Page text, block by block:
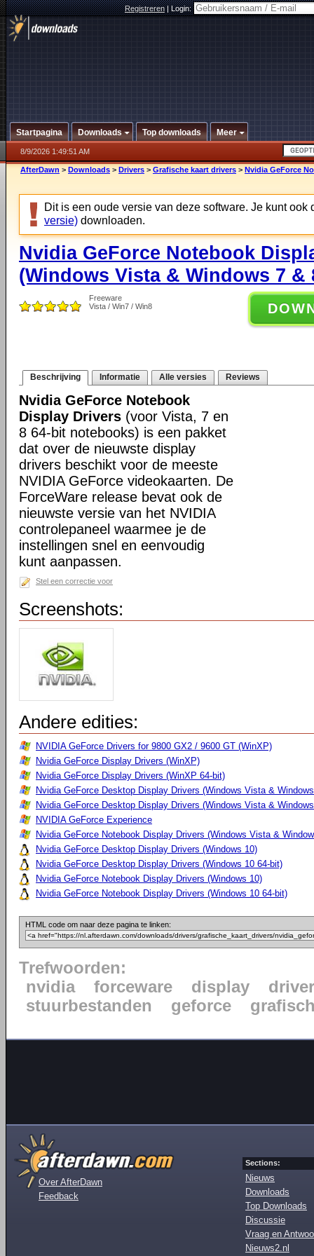
Registreren|Login:
Startpagina Downloads Top downloads Meer
8/9/2026 1:49:51 AM
AfterDawn > Downloads > Drivers > Grafische kaart drivers > Nvidia GeForce
Dit is een oude versie van deze software. Je kunt ook
versie) downloaden.
Nvidia GeForce Notebook
(Windows Vista & Windows 7 &
Freeware
Vista / Win7 / Win8
Beschrijving Informatie Alle versies Reviews
Nvidia GeForce Notebook
Display Drivers (voor Vista, 7 en
8 64-bit notebooks) is een pakket
dat over de nieuwste display
drivers beschikt voor de meeste
NVIDIA GeForce videokaarten. De
ForceWare release bevat ook de
nieuwste versie van het NVIDIA
controlepaneel waarmee je de
instellingen snel en eenvoudig
kunt aanpassen.
Stel een correctie voor
Screenshots:
Andere edities:
NVIDIA GeForce Drivers for 9800 GX2 / 9600 GT (WinXP)
Nvidia GeForce Display Drivers (WinXP)
Nvidia GeForce Display Drivers (WinXP 64-bit)
Nvidia GeForce Desktop Display Drivers (Windows Vista &
Nvidia GeForce Desktop Display Drivers (Windows Vista &
NVIDIA GeForce Experience
Nvidia GeForce Notebook Display Drivers (Windows Vista &
Nvidia GeForce Desktop Display Drivers (Windows 10)
Nvidia GeForce Desktop Display Drivers (Windows 10 64-bit)
Nvidia GeForce Notebook Display Drivers (Windows 10)
Nvidia GeForce Notebook Display Drivers (Windows 10 64-bit)
HTML code om naar deze pagina te linken:
Trefwoorden:
nvidia
forceware display
driver
stuurbestanden
geforce
Over AfterDawn
Feedback
Sections:
Nieuws
Downloads
Top Downloads
Discussie
Vraag en
Nieuws2.nl